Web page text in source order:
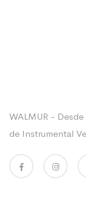
WALMUR -
de Instrumental